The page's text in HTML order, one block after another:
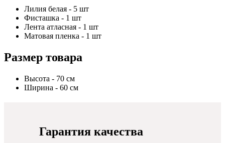
Лилия белая - 5 шт
Фисташка - 1 шт
Лента атласная - 1 шт
Матовая пленка - 1 шт
Размер товара
Высота - 70 см
Ширина - 60 см
Гарантия качества